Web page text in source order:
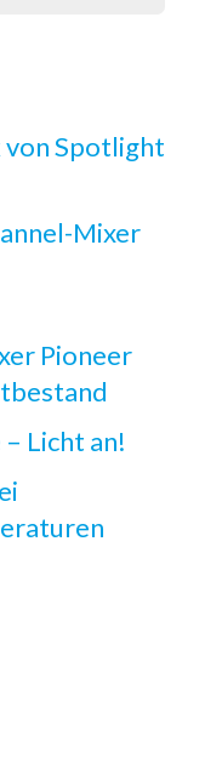
von Spotlight
Mixer
Pioneer
Licht an!